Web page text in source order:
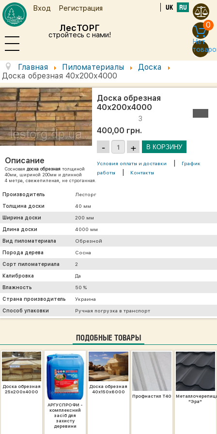
ЛесТОРГ
стройтесь с нами!
Вход Регистрация UK RU
0
Нет
Главная Пиломатериалы
Доска
Доска обрезная 40х200х4000
Доска обрезная
40х200х4000
3
400,00 грн.
Условия оплаты и доставки |
График
работы
| Контакты
Описание
Сосновая доска обрезная толщиной
40мм, шириной 200мм и длинной
4 метра, свежепиленая, не строганная.
Производитель
Лесторг
Толщина доски
40 мм
Ширина доски
200 мм
Длина доски
4000 мм
Вид пиломатериала
Обрезной
Порода дерева
Сосна
Сорт пиломатериала
2
Калибровка
Да
Влажность
50 %
Страна производитель
Украина
Способ упаковки
Ручная погрузка в транспорт
ПОДОБНЫЕ ТОВАРЫ
Доска обрезная
25х200х4000
АРГУСПРОФИ -
комплексний
засіб для
захисту
деревини
Доска обрезная
40х150х6000
Профнастил Т40
"Эра"